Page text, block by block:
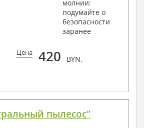
молнии:
подумайте о
безопасности
заранее
Цена 420 BYN.
пылесос"